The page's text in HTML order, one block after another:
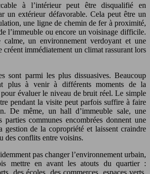
à l’intérieur peut être disqualifié en
un extérieur défavorable. Cela peut être un
une ligne de chemin de fer à proximité,
l’immeuble ou encore un voisinage difficile.
un environnement verdoyant et une
créent immédiatement un climat rassurant lors
sont parmi les plus dissuasives. Beaucoup
plus à venir à différents moments de la
évaluer le niveau de bruit réel. Le simple
pendant la visite peut parfois suffire à faire
De même, un hall d’immeuble sale, une
parties communes encombrées donnent une
gestion de la copropriété et laissent craindre
des conflits entre voisins.
pas changer l’environnement urbain,
mettre en avant les atouts du quartier :
des écoles, des commerces, espaces verts,